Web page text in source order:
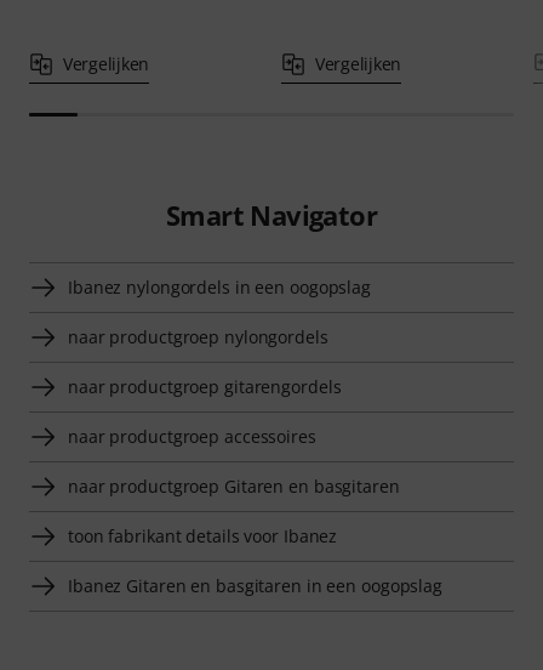
Vergelijken Vergelijken
Smart Navigator
Ibanez nylongordels in een oogopslag
naar productgroep nylongordels
naar productgroep gitarengordels
naar productgroep accessoires
naar productgroep Gitaren en basgitaren
toon fabrikant details voor Ibanez
Ibanez Gitaren en basgitaren in een oogopslag